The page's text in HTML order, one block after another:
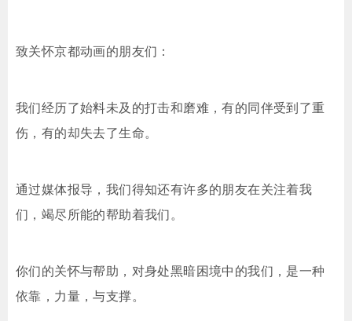
致关怀京都动画的朋友们：
我们经历了始料未及的打击和磨难，有的同伴受到了重
伤，有的却失去了生命。
通过媒体报导，我们得知还有许多的朋友在关注着我
们，竭尽所能的帮助着我们。
你们的关怀与帮助，对身处黑暗困境中的我们，是一种
依靠，力量，与支撑。